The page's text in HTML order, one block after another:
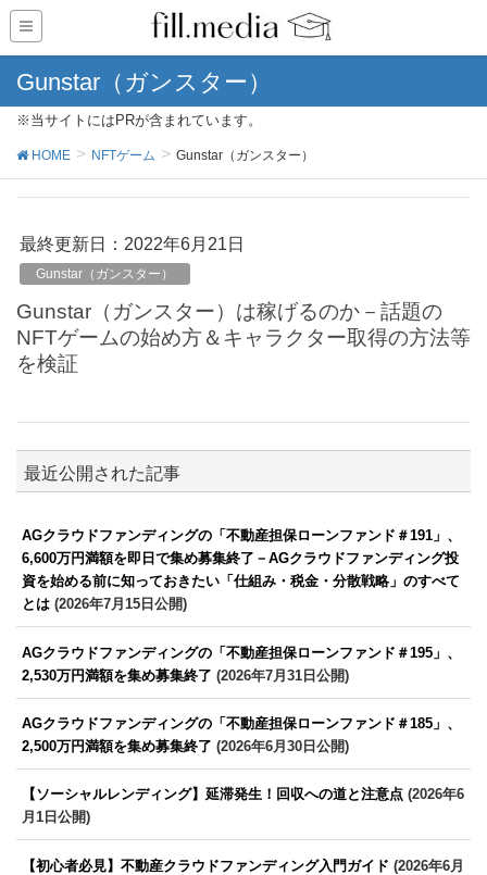
Gunstar（ガンスター）
※当サイトにはPRが含まれています。
HOME NFTゲーム Gunstar（ガンスター）
最終更新日：2022年6月21日
Gunstar（ガンスター）
Gunstar（ガンスター）は稼げるのか－話題の
NFTゲームの始め方＆キャラクター取得の方法等
を検証
最近公開された記事
AGクラウドファンディングの「不動産担保ローンファンド＃191」、
6,600万円満額を即日で集め募集終了－AGクラウドファンディング投
資を始める前に知っておきたい「仕組み・税金・分散戦略」のすべて
とは (2026年7月15日公開)
AGクラウドファンディングの「不動産担保ローンファンド＃195」、
2,530万円満額を集め募集終了 (2026年7月31日公開)
AGクラウドファンディングの「不動産担保ローンファンド＃185」、
2,500万円満額を集め募集終了 (2026年6月30日公開)
【ソーシャルレンディング】延滞発生！回収への道と注意点 (2026年6
月1日公開)
【初心者必見】不動産クラウドファンディング入門ガイド (2026年6月